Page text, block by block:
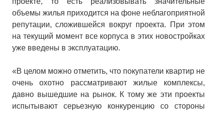
объемы жилья приходится на фоне неблагоприятной
репутации, сложившейся вокруг проекта. При этом
на текущий момент все корпуса в этих новостройках
уже введены в эксплуатацию.
«В целом можно отметить, что покупатели квартир не
очень охотно рассматривают жилые комплексы,
давно вышедшие на рынок. К тому же эти проекты
испытывают серьезную конкуренцию со стороны